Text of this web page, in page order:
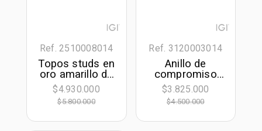
Ref. 2510008014
Topos studs en
oro amarillo de
18 Kilates, con
2 diamante de
laboratorio
$4.930.000
$5.800.000
Ref. 3120003014
Anillo de
compromiso
solitario con
diamante de
laboratorio
$3.825.000
$4.500.000